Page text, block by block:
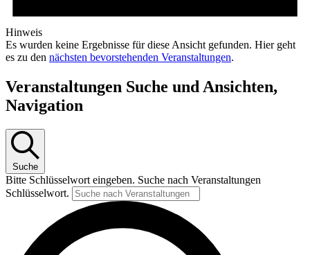
Hinweis
Es wurden keine Ergebnisse für diese Ansicht gefunden. Hier geht
es zu den nächsten bevorstehenden Veranstaltungen.
Veranstaltungen Suche und Ansichten,
Navigation
Suche
Bitte Schlüsselwort eingeben. Suche nach Veranstaltungen
Schlüsselwort.